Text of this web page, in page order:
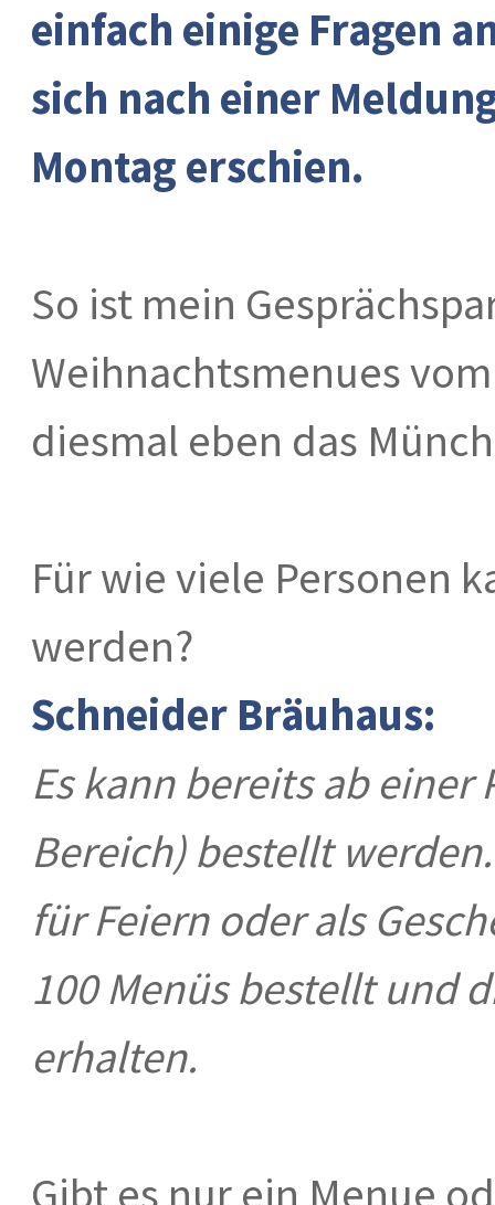
einfach einige Fragen
sich nach einer
Montag erschien.
So ist mein
Weihnachtsmenues
diesmal eben das
Für wie viele Personen
werden?
Schneider Bräuhaus:
Es kann bereits ab
Bereich) bestellt
für Feiern oder als
100 Menüs bestellt und
erhalten.
Gibt es nur ein Menue